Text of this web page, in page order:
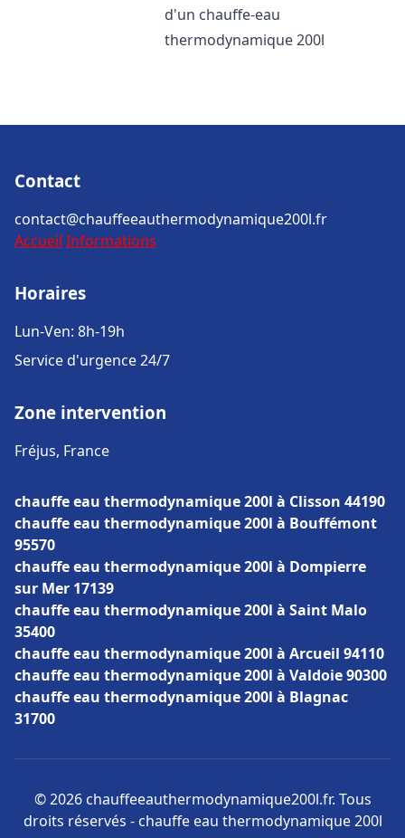
d'un chauffe-eau
thermodynamique 200l
Contact
contact@chauffeeauthermodynamique200l.fr
Accueil Informations
Horaires
Lun-Ven: 8h-19h
Service d'urgence 24/7
Zone intervention
Fréjus, France
chauffe eau thermodynamique 200l à Clisson 44190
chauffe eau thermodynamique 200l à Bouffémont
95570
chauffe eau thermodynamique 200l à Dompierre
sur Mer 17139
chauffe eau thermodynamique 200l à Saint Malo
35400
chauffe eau thermodynamique 200l à Arcueil 94110
chauffe eau thermodynamique 200l à Valdoie 90300
chauffe eau thermodynamique 200l à Blagnac
31700
© 2026 chauffeeauthermodynamique200l.fr. Tous
droits réservés - chauffe eau thermodynamique 200l